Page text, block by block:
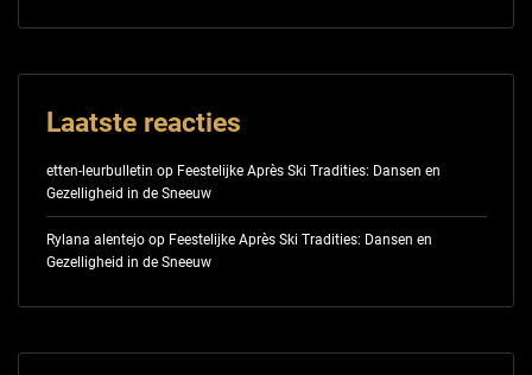
Laatste reacties
etten-leurbulletin op Feestelijke Après Ski Tradities: Dansen en
Gezelligheid in de Sneeuw
Rylana alentejoop Feestelijke Après Ski Tradities: Dansen en
Gezelligheid in de Sneeuw